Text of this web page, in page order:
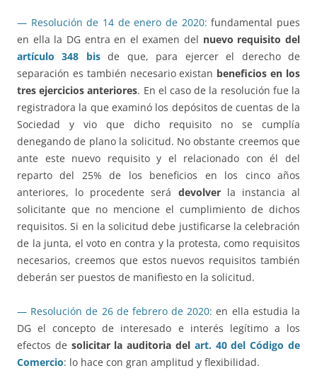
— Resolución de 14 de enero de 2020: fundamental pues
en ella la DG entra en el examen del nuevo requisito del
artículo 348 bisde que, para ejercer el derecho de
separación es también necesario existan beneficios en los
tres ejercicios anteriores. En el caso de la resolución fue la
registradora la que examinó los depósitos de cuentas de la
Sociedad y vio que dicho requisito no se cumplía
denegando de plano la solicitud. No obstante creemos que
ante este nuevo requisito y el relacionado con él del
reparto del 25% de los beneficios en los cinco años
anteriores, lo procedente será devolverla instancia al
solicitante que no mencione el cumplimiento de dichos
requisitos. Si en la solicitud debe justificarse la celebración
de la junta, el voto en contra y la protesta, como requisitos
necesarios, creemos que estos nuevos requisitos también
deberán ser puestos de manifiesto en la solicitud.
— Resolución de 26 de febrero de 2020: en ella estudia la
DG el concepto de interesado e interés legítimo a los
efectos de solicitar la auditoria del art. 40 del Código de
Comercio: lo hace con gran amplitud y flexibilidad.